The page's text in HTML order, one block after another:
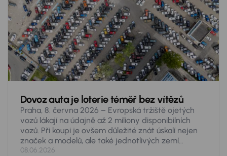
Dovoz auta je loterie téměř bez vítězů
Praha, 8. června 2026 – Evropská tržiště ojetých
vozů lákají na údajně až 2 miliony disponibilních
vozů. Při koupi je ovšem důležité znát úskalí nejen
značek a modelů, ale také jednotlivých zemí
původu. Škoda Octavia se shodnými parametry
08.06.2026